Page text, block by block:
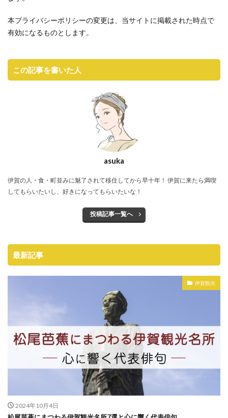
本プライバシーポリシーの変更は、当サイトに掲載された時点で
有効になるものとします。
この記事を書いた人
asuka
伊賀の人・食・町並みに魅了されて移住してから早十年！ 伊賀に来たら満喫
してもらいたいし、好きになってもらいたいな！
投稿記事一覧へ
最新記事
伊賀観光
2024年10月4日